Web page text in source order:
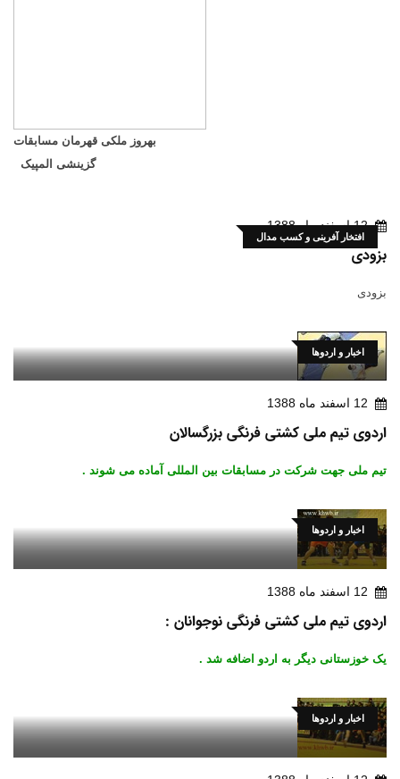
بهروز ملکی قهرمان مسابقات
گزینشی المپیک
افتخار آفرینی و کسب مدال
12 اسفند ماه 1388
بزودی
بزودی
اخبار و اردوها
12 اسفند ماه 1388
اردوی تیم ملی کشتی فرنگی بزرگسالان
تیم ملی جهت شرکت در مسابقات بین المللی آماده می شوند .
اخبار و اردوها
12 اسفند ماه 1388
اردوی تیم ملی کشتی فرنگی نوجوانان :
یک خوزستانی دیگر به اردو اضافه شد .
اخبار و اردوها